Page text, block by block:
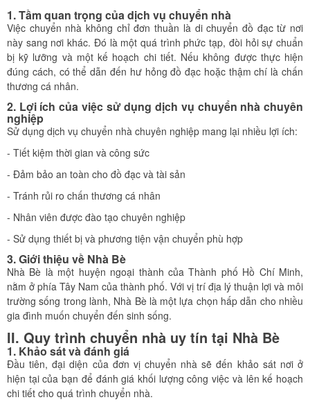
1. Tầm quan trọng của dịch vụ chuyển nhà
Việc chuyển nhà không chỉ đơn thuần là di chuyển đồ đạc từ nơi
này sang nơi khác. Đó là một quá trình phức tạp, đòi hỏi sự chuẩn
bị kỹ lưỡng và một kế hoạch chi tiết. Nếu không được thực hiện
đúng cách, có thể dẫn đến hư hỏng đồ đạc hoặc thậm chí là chấn
thương cá nhân.
2. Lợi ích của việc sử dụng dịch vụ chuyển nhà chuyên
nghiệp
Sử dụng dịch vụ chuyển nhà chuyên nghiệp mang lại nhiều lợi ích:
- Tiết kiệm thời gian và công sức
- Đảm bảo an toàn cho đồ đạc và tài sản
- Tránh rủi ro chấn thương cá nhân
- Nhân viên được đào tạo chuyên nghiệp
- Sử dụng thiết bị và phương tiện vận chuyển phù hợp
3. Giới thiệu về Nhà Bè
Nhà Bè là một huyện ngoại thành của Thành phố Hồ Chí Minh,
nằm ở phía Tây Nam của thành phố. Với vị trí địa lý thuận lợi và môi
trường sống trong lành, Nhà Bè là một lựa chọn hấp dẫn cho nhiều
gia đình muốn chuyển đến sinh sống.
II. Quy trình chuyển nhà uy tín tại Nhà Bè
1. Khảo sát và đánh giá
Đầu tiên, đại diện của đơn vị chuyển nhà sẽ đến khảo sát nơi ở
hiện tại của bạn để đánh giá khối lượng công việc và lên kế hoạch
chi tiết cho quá trình chuyển nhà.